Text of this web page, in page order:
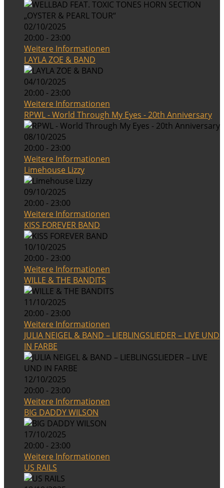
02/10/2025
20:00 - 23:00
Weitere Informationen
LAYLA ZOE & BAND
04/10/2025
20:00 - 23:00
Weitere Informationen
RPWL - World Through My Eyes - 20th Anniversary
08/10/2025
20:00 - 23:00
Weitere Informationen
Limehouse Lizzy
09/10/2025
20:00 - 23:00
Weitere Informationen
KISS FOREVER BAND
10/10/2025
20:00 - 23:00
Weitere Informationen
WILLE & THE BANDITS
11/10/2025
20:00 - 23:00
Weitere Informationen
JULIA NEIGEL & BAND – LIEBLINGSLIEDER – LIVE UND
IN FARBE
12/10/2025
20:00 - 23:00
Weitere Informationen
BIG DADDY WILSON
17/10/2025
20:00 - 23:00
Weitere Informationen
US RAILS